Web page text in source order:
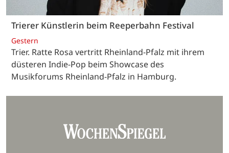
Trierer Künstlerin beim Reeperbahn Festival
Gestern
Trier. Ratte Rosa vertritt Rheinland-Pfalz mit ihrem
düsteren Indie-Pop beim Showcase des
Musikforums Rheinland-Pfalz in Hamburg.